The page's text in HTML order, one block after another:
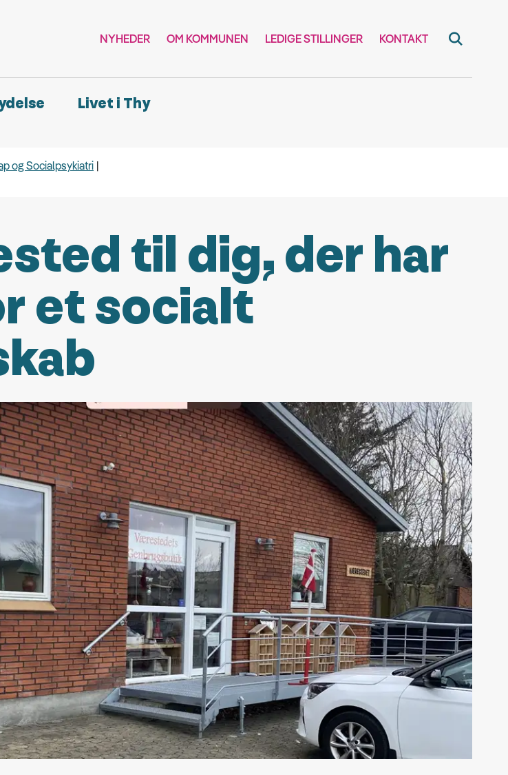
NYHEDER OM KOMMUNEN LEDIGE STILLINGER KONTAKT
Livet i Thy
og Socialpsykiatri
til dig, der har
et socialt